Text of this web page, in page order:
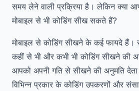
समय लेने वाली प्रक्रिया है। लेकिन क्या
मोबाइल से भी कोडिंग सीख सकते हैं?
मोबाइल से कोडिंग सीखने के कई फायदे
कहीं से भी और कभी भी कोडिंग सीखने की
आपको अपनी गति से सीखने की अनुमति
विभिन्न प्रकार के कोडिंग उपकरणों और